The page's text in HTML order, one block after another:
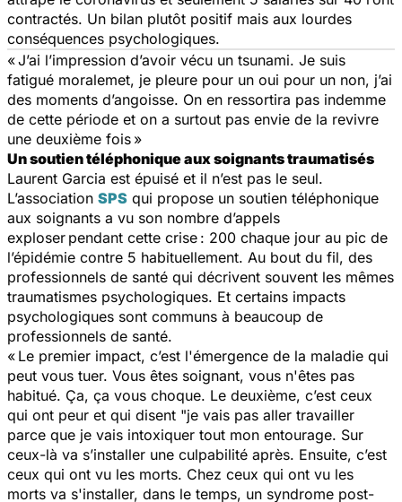
contractés. Un bilan plutôt positif mais aux lourdes
conséquences psychologiques.
« J’ai l’impression d’avoir vécu un tsunami. Je suis
fatigué moralemet, je pleure pour un oui pour un non, j’ai
des moments d’angoisse. On en ressortira pas indemme
de cette période et on a surtout pas envie de la revivre
une deuxième fois »
Un soutien téléphonique aux soignants traumatisés
Laurent Garcia est épuisé et il n’est pas le seul.
L’association SPS qui propose un soutien téléphonique
aux soignants a vu son nombre d’appels
exploser pendant cette crise : 200 chaque jour au pic de
l’épidémie contre 5 habituellement. Au bout du fil, des
professionnels de santé qui décrivent souvent les mêmes
traumatismes psychologiques. Et certains impacts
psychologiques sont communs à beaucoup de
professionnels de santé.
« Le premier impact, c’est l'émergence de la maladie qui
peut vous tuer. Vous êtes soignant, vous n'êtes pas
habitué. Ça, ça vous choque. Le deuxième, c’est ceux
qui ont peur et qui disent "je vais pas aller travailler
parce que je vais intoxiquer tout mon entourage. Sur
ceux-là va s’installer une culpabilité après. Ensuite, c’est
ceux qui ont vu les morts. Chez ceux qui ont vu les
morts va s'installer, dans le temps, un syndrome post-